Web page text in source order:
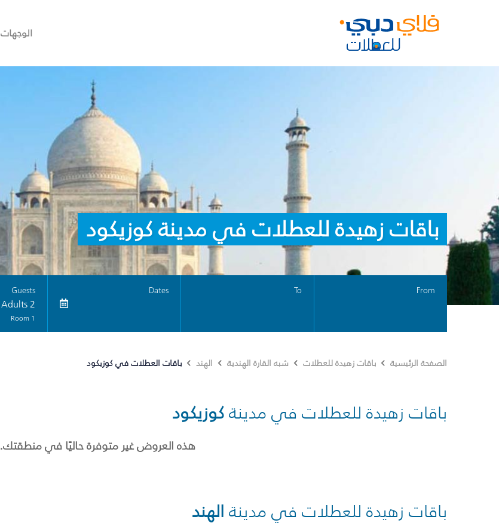
الوجهات
باقات زهيدة للعطلات في مدينة كوزيكود
From
To
Dates
Guests
2 Adults
1 Room
الصفحة الرئيسية باقات زهيدة للعطلات شبه القارة الهندية الهند باقات العطلات في كوزيكود
باقات زهيدة للعطلات في مدينةكوزيكود
هذه العروض غير متوفرة حاليًا في منطقتك.
باقات زهيدة للعطلات في مدينة الهند